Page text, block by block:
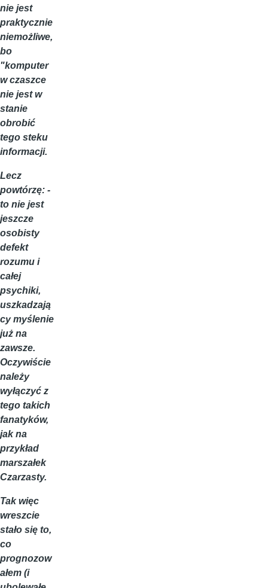
nie jest
praktycznie
niemożliwe,
bo
"komputer
w czaszce
nie jest w
stanie
obrobić
tego steku
informacji.
Lecz
powtórzę: -
to nie jest
jeszcze
osobisty
defekt
rozumu i
całej
psychiki,
uszkadzają
cy myślenie
już na
zawsze.
Oczywiście
należy
wyłączyć z
tego takich
fanatyków,
jak na
przykład
marszałek
Czarzasty.
Tak więc
wreszcie
stało się to,
co
prognozow
ałem (i